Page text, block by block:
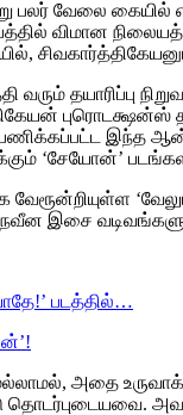
பலர் வேலை கையில்
விமான
வரும் தயாரிப்பு
புரொடக்ஷன்ஸ்
இந்த
‘சேயோன்’
நவீன இசை
படத்தில்…
அதை